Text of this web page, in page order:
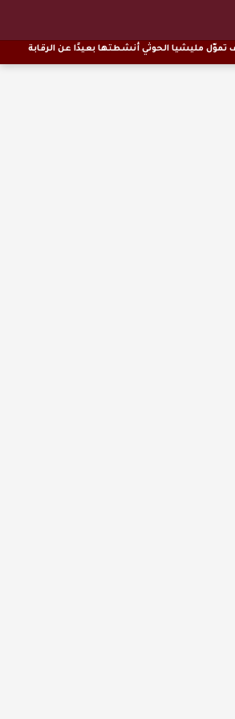
تموّل مليشيا الحوثي أنشطتها بعيدًا عن الرقابة